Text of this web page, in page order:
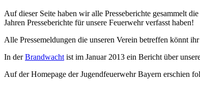
Auf dieser Seite haben wir alle Presseberichte gesammelt
Jahren Presseberichte für unsere Feuerwehr verfasst haben!
Alle Pressemeldungen die unseren Verein betreffen könnt
In derBrandwacht ist im Januar 2013 ein Bericht über
Auf der Homepage der Jugendfeuerwehr Bayern erschien